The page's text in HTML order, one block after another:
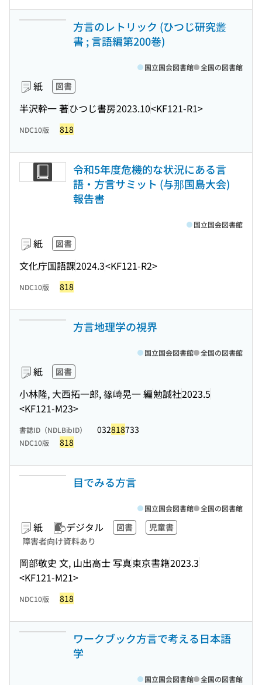
方言のレトリック (ひつじ研究叢
書 ; 言語編第200巻)
紙 図書
半沢幹一 著ひつじ書房2023.10<KF121-R1>
国立国会図書館 全国の図書館
NDC10版 818
令和5年度危機的な状況にある言
語・方言サミット (与那国島大会)
報告書
紙 図書
文化庁国語課2024.3<KF121-R2>
国立国会図書館
NDC10版 818
方言地理学の視界
紙 図書
小林隆, 大西拓一郎, 篠崎晃一 編勉誠社2023.5
<KF121-M23>
国立国会図書館 全国の図書館
書誌ID（NDLBibID） 032818733
NDC10版 818
目でみる方言
紙 デジタル 図書
児童書
障害者向け資料あり
岡部敬史 文, 山出高士 写真東京書籍2023.3
<KF121-M21>
国立国会図書館 全国の図書館
NDC10版 818
ワークブック方言で考える日本語
学
国立国会図書館 全国の図書館